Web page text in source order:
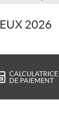
2026
CALCULATRICE
DE PAIEMENT